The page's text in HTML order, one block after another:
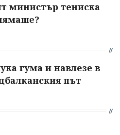
министър тениска
гума и навлезе в
път